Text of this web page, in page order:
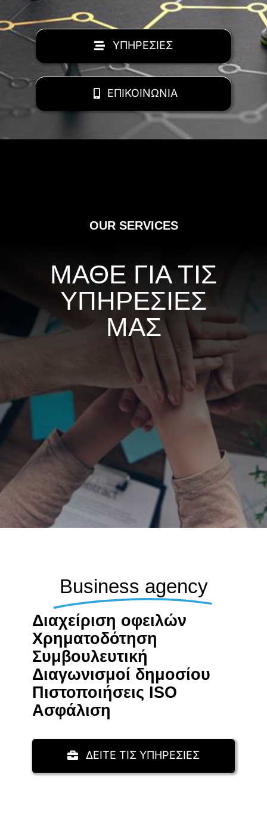
ΥΠΗΡΕΣΙΕΣ
ΕΠΙΚΟΙΝΩΝΙΑ
OUR SERVICES
ΜΑΘΕ ΓΙΑ ΤΙΣ
ΥΠΗΡΕΣΙΕΣ
ΜΑΣ
Business agency
Διαχείριση οφειλών
Χρηματοδότηση
Συμβουλευτική
Διαγωνισμοί δημοσίου
Πιστοποιήσεις ISO
Aσφάλιση
ΔΕΙΤΕ ΤΙΣ ΥΠΗΡΕΣΙΕΣ